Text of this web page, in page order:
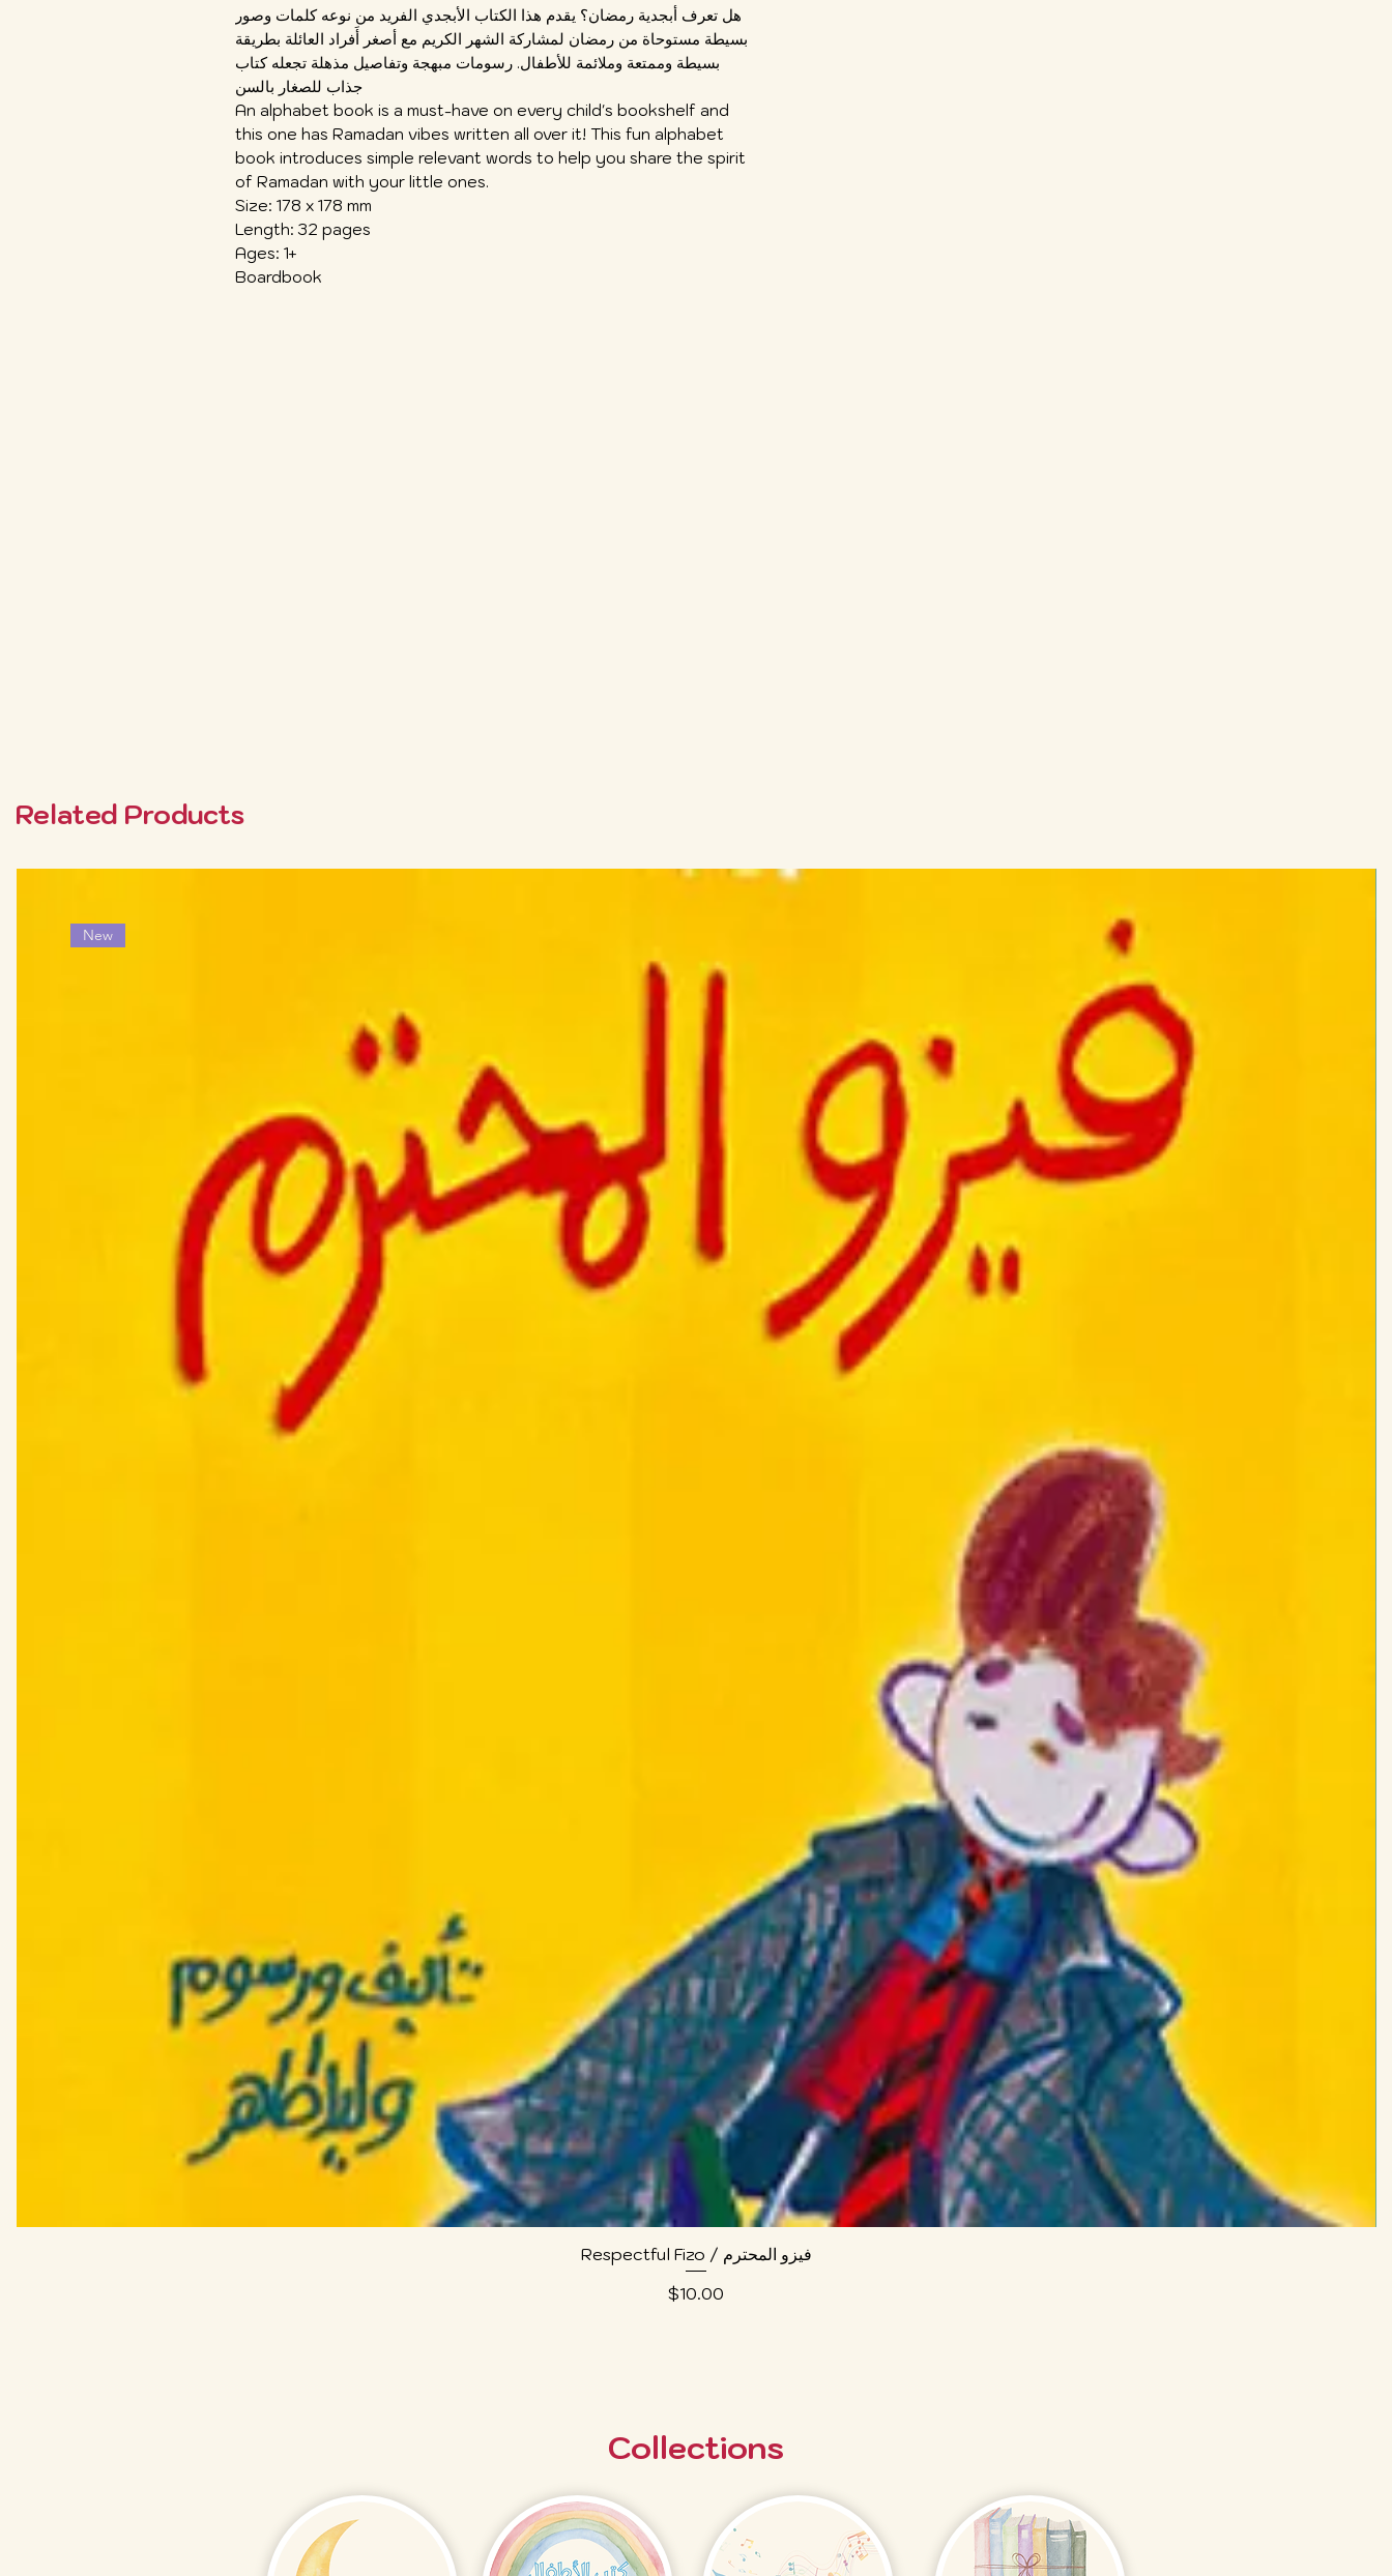
هل تعرف أبجدية رمضان؟ يقدم هذا الكتاب الأبجدي الفريد من نوعه كلمات وصور
بسيطة مستوحاة من رمضان لمشاركة الشهر الكريم مع أصغر أَفراد العائلة بطريقة
بسيطة وممتعة وملائمة للأطفال. رسومات مبهجة وتفاصيل مذهلة تجعله كتاب
جذاب للصغار بالسن
An alphabet book is a must-have on every child's bookshelf and
this one has Ramadan vibes written all over it! This fun alphabet
book introduces simple relevant words to help you share the spirit
of Ramadan with your little ones.
Size: 178 x 178 mm
Length: 32 pages
Ages: 1+
Boardbook
Related Products
Quick View
New
Respectful Fizo / فيزو المحترم
Price
$10.00
Collections